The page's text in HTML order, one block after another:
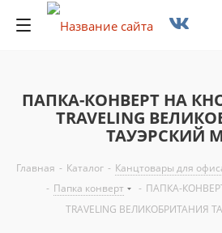
ПАПКА-КОНВЕРТ НА
TRAVELING
ТАУЭРСКИЙ
Главная - Каталог - Канцтовары для
- Папка конверт - ПАПКА-
TRAVELING ВЕЛИКОБРИТАНИЯ